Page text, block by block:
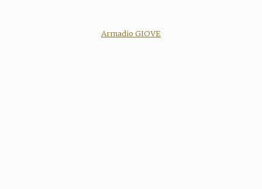
Armadio GIOVE